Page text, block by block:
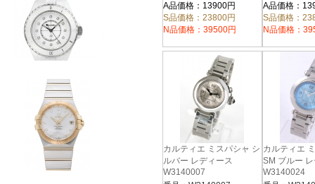
A品価格：13900円
S品価格：23800円
N品価格：39500円
A品価格：
S品価格：
N品価格：
カルティエ ミスパシャ シ
ルバー レディース
W3140007
カルティエ
SM ブルー
W3140024